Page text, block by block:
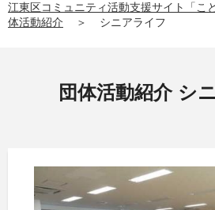
江東区コミュニティ活動支援サイト「こ
体活動紹介
＞ シニアライフ
団体活動紹介 シ